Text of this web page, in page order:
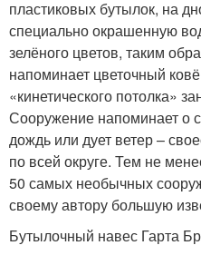
пластиковых бутылок, на
специально окрашенную
зелёного цветов, таким
напоминает цветочный
«кинетического потолка»
Сооружение напоминает о
дождь или дует ветер –
по всей округе. Тем не
50 самых необычных
своему автору большую
Бутылочный навес Гарта